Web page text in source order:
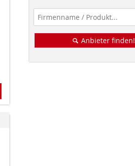
Anbieter finden!